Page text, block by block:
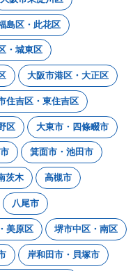
島区・此花区
・城東区
大阪市港区・大正区
住吉区・東住吉区
区 大東市・四條畷市
箕面市・池田市
茨木 高槻市
八尾市
美原区 堺市中区・南区
岸和田市・貝塚市